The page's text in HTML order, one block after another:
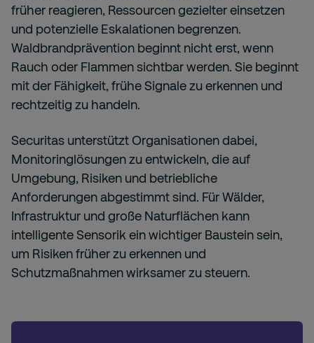
früher reagieren, Ressourcen gezielter einsetzen
und potenzielle Eskalationen begrenzen.
Waldbrandprävention beginnt nicht erst, wenn
Rauch oder Flammen sichtbar werden. Sie beginnt
mit der Fähigkeit, frühe Signale zu erkennen und
rechtzeitig zu handeln.
Securitas unterstützt Organisationen dabei,
Monitoringlösungen zu entwickeln, die auf
Umgebung, Risiken und betriebliche
Anforderungen abgestimmt sind. Für Wälder,
Infrastruktur und große Naturflächen kann
intelligente Sensorik ein wichtiger Baustein sein,
um Risiken früher zu erkennen und
Schutzmaßnahmen wirksamer zu steuern.